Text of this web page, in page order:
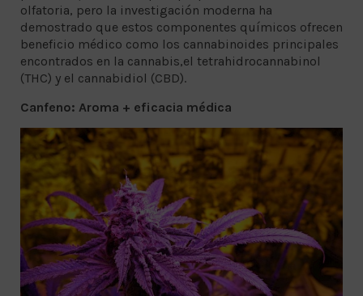
olfatoria, pero la investigación moderna ha
demostrado que estos componentes químicos ofrecen
beneficio médico como los cannabinoides principales
encontrados en la cannabis,el tetrahidrocannabinol
(THC) y el cannabidiol (CBD).
Canfeno: Aroma + eficacia médica